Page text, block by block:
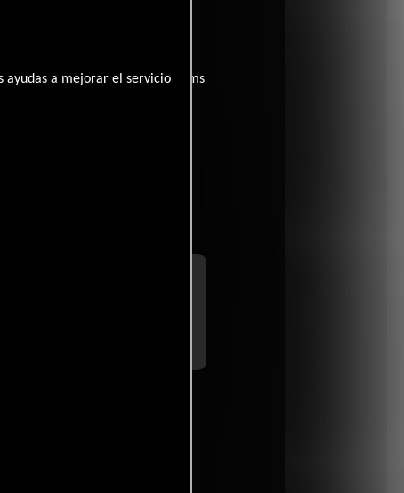
ayudas a mejorar el servicio
depelículasy encuentra films
disponible